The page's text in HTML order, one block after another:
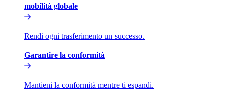
mobilità globale​​
Rendi ogni trasferimento un successo.​​
Garantire la conformità​​
Mantieni la conformità mentre ti espandi.​​